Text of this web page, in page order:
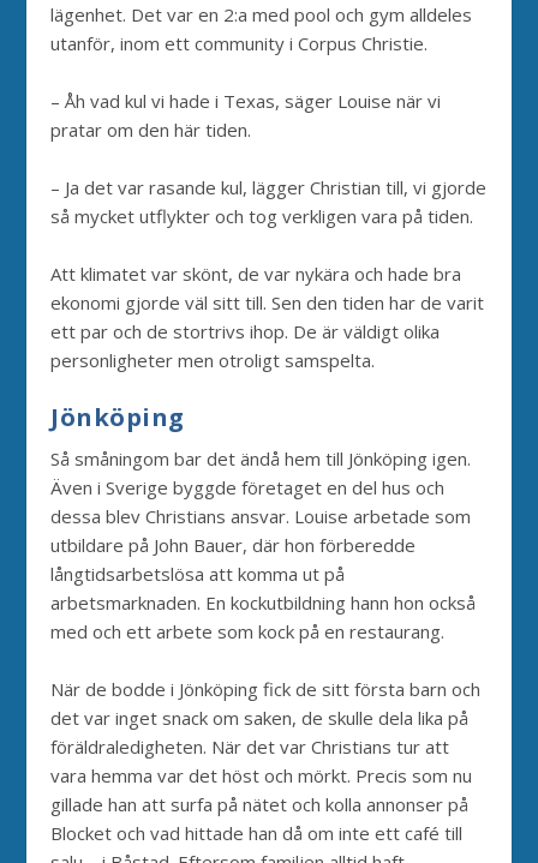
lägenhet. Det var en 2:a med pool och gym alldeles
utanför, inom ett community i Corpus Christie.
– Åh vad kul vi hade i Texas, säger Louise när vi
pratar om den här tiden.
– Ja det var rasande kul, lägger Christian till, vi gjorde
så mycket utflykter och tog verkligen vara på tiden.
Att klimatet var skönt, de var nykära och hade bra
ekonomi gjorde väl sitt till. Sen den tiden har de varit
ett par och de stortrivs ihop. De är väldigt olika
personligheter men otroligt samspelta.
Jönköping
Så småningom bar det ändå hem till Jönköping igen.
Även i Sverige byggde företaget en del hus och
dessa blev Christians ansvar. Louise arbetade som
utbildare på John Bauer, där hon förberedde
långtidsarbetslösa att komma ut på
arbetsmarknaden. En kockutbildning hann hon också
med och ett arbete som kock på en restaurang.
När de bodde i Jönköping fick de sitt första barn och
det var inget snack om saken, de skulle dela lika på
föräldraledigheten. När det var Christians tur att
vara hemma var det höst och mörkt. Precis som nu
gillade han att surfa på nätet och kolla annonser på
Blocket och vad hittade han då om inte ett café till